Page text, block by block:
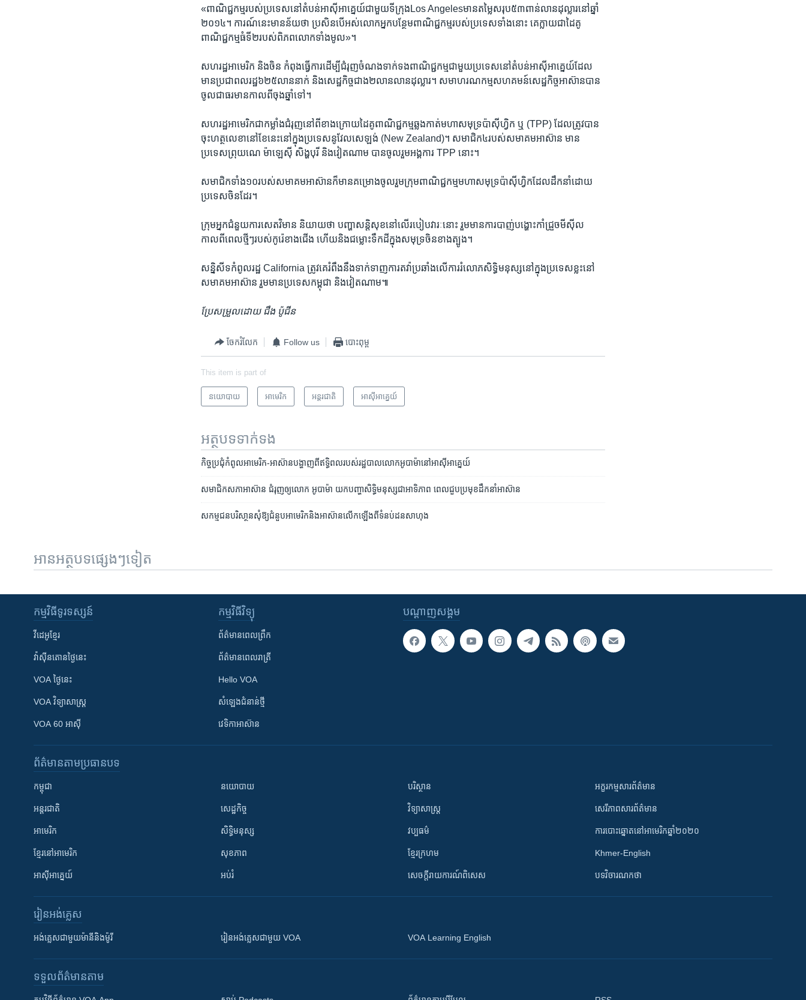
«ពាណិជ្ជកម្ម​របស់​ប្រទេស​នៅ​តំបន់​អាស៊ី​អាគ្នេយ៍​ជាមួយ​ទីក្រុងLos Angelesមាន​តម្លៃ​សរុប​៥៣​ពាន់​លាន​ដុល្លារ​នៅ​ឆ្នាំ​
២០១៤។​ ការណ៍​នេះ​មាន​ន័យ​ថា ​ប្រសិនបើ​អស់​លោក​អ្នក​បន្ថែម​ពាណិជ្ជកម្ម​របស់​ប្រទេស​ទាំង​នោះ ​គេ​ក្លាយ​ជាដៃ​គូ​
ពាណិជ្ជកម្ម​ធំ​ទី២​របស់​ពិភពលោក​ទាំង​មូល‍»។
សហរដ្ឋ​អាមេរិក និង​ចិន ​កំពុង​ធ្វើ​ការ​ដើម្បី​ជំរុញ​ចំណង​ទាក់ទង​ពាណិជ្ជកម្ម​ជាមួយ​ប្រទេស​នៅ​តំបន់​អាស៊ី​អាគ្នេយ៍​ដែល​
មាន​ប្រ​ជាពលរដ្ឋ​៦២៥​លាននាក់​ និង​សេដ្ឋ​កិច្ច​ជាង២​លាន​លាន​ដុល្លារ។ សមាហរណកម្ម​សហគមន៍​សេដ្ឋកិច្ច​អាស៊ាន​បាន​
ចូល​ជា​ធរមាន​កាល​ពី​ចុង​ឆ្នាំ​ទៅ។
សហរដ្ឋ​អាមេរិក​ជា​កម្លាំង​ជំរុញ​នៅ​ពី​ខាង​ក្រោយ​ដៃគូ​ពាណិជ្ជកម្ម​ឆ្លង​កាត់​មហា​សមុទ្រ​ប៉ាស៊ីហ្វិក ឬ (TPP) ដែល​ត្រូវ​បាន​
ចុះ​ហត្ថលេខា​នៅ​ខែ​នេះ​នៅ​ក្នុង​ប្រទេស​នូវែលសេឡង់ (New Zealand)។ ​សមាជិក​៤របស់​សមាគម​អាស៊ាន ​មាន​
ប្រទេស​ព្រុយណេ ​ម៉ាឡេស៊ី ​សិង្ហបុរី​ និង​វៀតណាម ​បាន​ចូល​រួម​អង្គការ TPP នោះ។
សមាជិក​ទាំង១០​របស់​សមាគម​អាស៊ាន​ក៏​មានគម្រោង​ចូល​រួម​ក្រុម​ពាណិជ្ជកម្ម​មហា​សមុទ្រ​ប៉ាស៊ី​ហ្វិក​ដែល​ដឹកនាំ​ដោយ​
ប្រទេស​ចិន​ដែរ។
ក្រុម​អ្នក​ជំនួយការ​សេតវិមាន ​និយាយ​ថា ​បញ្ហា​សន្តិសុខ​នៅ​លើ​របៀប​វារៈនោះ​ រួម​មានការ​បាញ់​បង្ហោះ​កាំជ្រួច​មីស៊ីល​
កាលពី​ពេល​ថ្មីៗ​របស់​កូរ៉េ​ខាង​ជើង​ ហើយ​និង​ជម្លោះ​ទឹក​ដី​ក្នុង​សមុទ្រ​ចិន​ខាង​ត្បូង។
សន្និសីទ​កំពូល​រដ្ឋ California ត្រូវ​គេ​រំពឹង​នឹង​ទាក់​ទាញ​ការ​តវ៉ា​ប្រឆាំង​លើ​ការ​រំលោភ​សិទ្ធិ​មនុស្សនៅ​ក្នុង​ប្រទេស​ខ្លះ​នៅ​
សមាគម​អាស៊ាន រួម​មាន​ប្រទេស​កម្ពុជា​ និង​វៀតណាម៕
ប្រែសម្រួល​ដោយ ​ជឹង ​ប៉ូជីន​
ចែករំលែក Follow us បោះពុម្ព
This item is part of
នយោបាយ អាមេរិក​ អន្តរជាតិ អាស៊ី​អាគ្នេយ៍
អត្ថបទ​ទាក់ទង
កិច្ច​ប្រជុំ​កំពូល​អាមេរិក-អាស៊ាន​​បង្ហាញ​ពី​ឥទ្ធិពល​របស់​រដ្ឋបាល​លោក​អូបាម៉ា​នៅ​អាស៊ីអាគ្នេយ៍
សមាជិក​សភា​អាស៊ាន ជំរុញ​ឲ្យ​លោក អូបាម៉ា យក​បញ្ហា​សិទ្ធិ​មនុស្ស​ជា​អាទិភាព ពេល​ជួប​ប្រមុខ​ដឹកនាំ​អាស៊ាន
សកម្មជន​បរិសា្ថន​សុំ​ឱ្យ​ជំនួប​អាមេរិក​និង​អាស៊ាន​លើក​ឡើងពី​ទំនប់​ដនសាហុង
អានអត្ថបទផ្សេងៗទៀត
បណ្តាញ​សង្គម
កម្មវិធី​ទូរទស្សន៍
វីដេអូ​ខ្មែរ
វ៉ាស៊ីនតោន​ថ្ងៃ​នេះ
VOA ថ្ងៃនេះ
VOA ​វិទ្យាសាស្ត្រ
VOA 60 អាស៊ី
កម្មវិធី​វិទ្យុ
ព័ត៌មាន​ពេល​ព្រឹក
ព័ត៌មាន​​ពេល​រាត្រី
Hello VOA
សំឡេង​ជំនាន់​ថ្មី
វេទិកា​អាស៊ាន
ព័ត៌មាន​តាមប្រធានបទ​
កម្ពុជា
អន្តរជាតិ
អាមេរិក
ខ្មែរ​នៅអាមេរិក
អាស៊ីអាគ្នេយ៍
នយោបាយ
សេដ្ឋកិច្ច
សិទ្ធិមនុស្ស
សុខភាព
អប់រំ
បរិស្ថាន
វិទ្យាសាស្រ្ត
វប្បធម៌
ខ្មែរក្រហម
សេចក្តីរាយការណ៍ពិសេស
អក្ខរកម្មសារព័ត៌មាន
សេរីភាពសារព័ត៌មាន
ការបោះឆ្នោតនៅអាមេរិកឆ្នាំ២០២០
Khmer-English
បទវិចារណកថា
រៀន​​អង់គ្លេស
អង់គ្លេស​ជាមួយ​ម៉ានី​និង​ម៉ូរី រៀន​​​​​​អង់គ្លេស​​ជាមួយ VOA VOA Learning English
ទទួល​ព័ត៌មាន​តាម